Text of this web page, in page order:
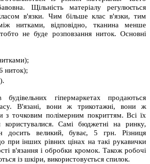
Щільність матеріалу регулюється
в'язки. Чим більше клас в'язки, тим
нитками, відповідно, тканина менше
не буде розповзання ниток. Основні
ниток);
гіпермаркетах продаються
В'язані, вони ж трикотажні, вони ж
з точковим полімерним покриттям. Всі їх
Самі бюджетні на ринку,
досить великий, буває, 5 грн. Різниця
при інших рівних цінах на такі рукавички
в'язання і обробки кромок. Також робочі
із шкіри, використовується спилок.